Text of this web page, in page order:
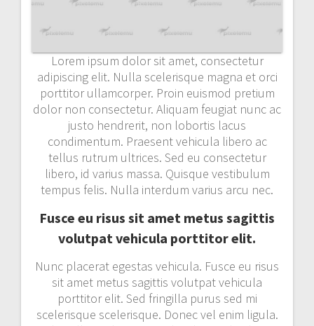
Lorem ipsum dolor sit amet, consectetur
adipiscing elit. Nulla scelerisque magna et orci
porttitor ullamcorper. Proin euismod pretium
dolor non consectetur. Aliquam feugiat nunc ac
justo hendrerit, non lobortis lacus
condimentum. Praesent vehicula libero ac
tellus rutrum ultrices. Sed eu consectetur
libero, id varius massa. Quisque vestibulum
tempus felis. Nulla interdum varius arcu nec.
Fusce eu risus sit amet metus sagittis
volutpat vehicula porttitor elit.
Nunc placerat egestas vehicula. Fusce eu risus
sit amet metus sagittis volutpat vehicula
porttitor elit. Sed fringilla purus sed mi
scelerisque scelerisque. Donec vel enim ligula.